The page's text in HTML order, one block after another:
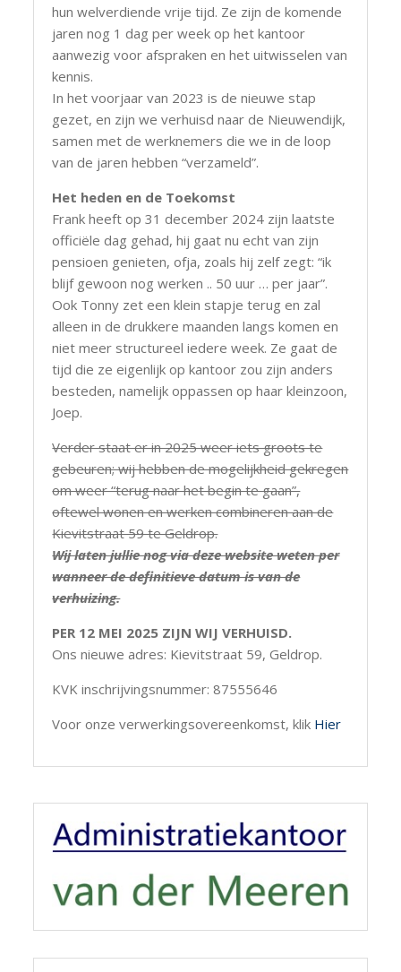
hun welverdiende vrije tijd. Ze zijn de komende
jaren nog 1 dag per week op het kantoor
aanwezig voor afspraken en het uitwisselen van
kennis.
In het voorjaar van 2023 is de nieuwe stap
gezet, en zijn we verhuisd naar de Nieuwendijk,
samen met de werknemers die we in de loop
van de jaren hebben “verzameld”.
Het heden en de Toekomst
Frank heeft op 31 december 2024 zijn laatste
officiële dag gehad, hij gaat nu echt van zijn
pensioen genieten, ofja, zoals hij zelf zegt: “ik
blijf gewoon nog werken .. 50 uur … per jaar”.
Ook Tonny zet een klein stapje terug en zal
alleen in de drukkere maanden langs komen en
niet meer structureel iedere week. Ze gaat de
tijd die ze eigenlijk op kantoor zou zijn anders
besteden, namelijk oppassen op haar kleinzoon,
Joep.
Verder staat er in 2025 weer iets groots te
gebeuren; wij hebben de mogelijkheid gekregen
om weer “terug naar het begin te gaan”,
oftewel wonen en werken combineren aan de
Kievitstraat 59 te Geldrop.
Wij laten jullie nog via deze website weten per
wanneer de definitieve datum is van de
verhuizing.
PER 12 MEI 2025 ZIJN WIJ VERHUISD.
Ons nieuwe adres: Kievitstraat 59, Geldrop.
KVK inschrijvingsnummer: 87555646
Voor onze verwerkingsovereenkomst, klik Hier